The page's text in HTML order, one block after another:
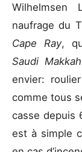
naufrage du
Cape Ray,
Saudi Makkah
envier:
comme tous
casse depuis
est à simple